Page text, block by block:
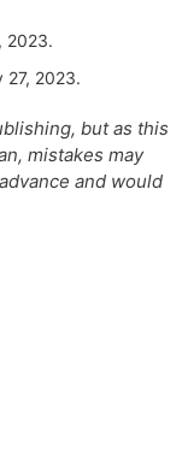
2023.
27, 2023.
but as this
mistakes may
and would